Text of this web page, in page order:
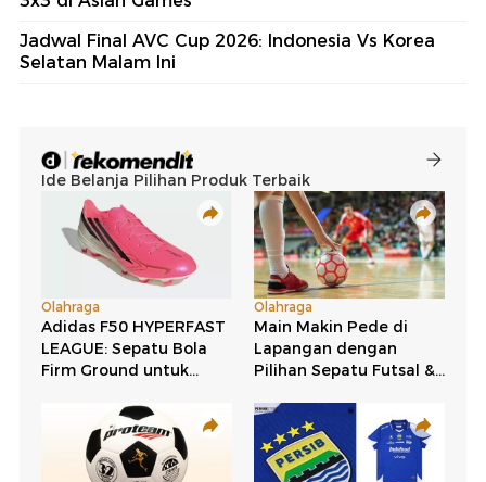
Jadwal Final AVC Cup 2026: Indonesia Vs Korea
Selatan Malam Ini